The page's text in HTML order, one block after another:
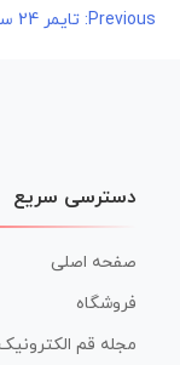
راهبری
Previous: تایمر 24 ساعته پریزی آنالوگ
دسترسی سریع
صفحه اصلی
فروشگاه
مجله قم الکترونیک